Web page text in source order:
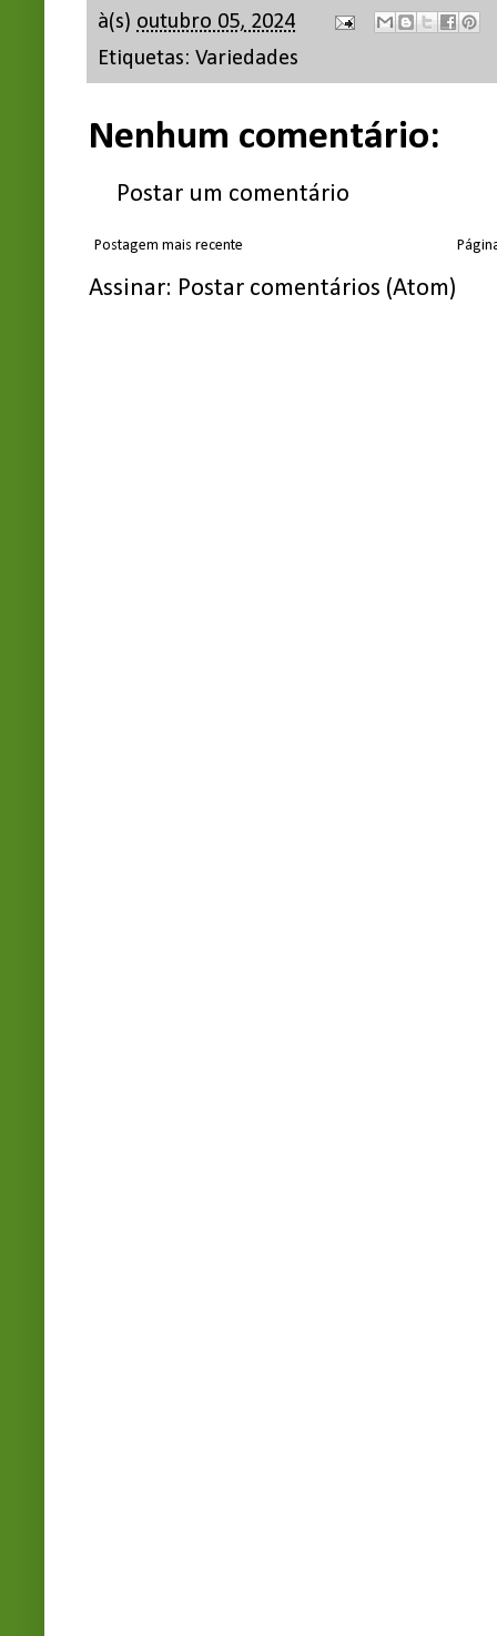
à(s) outubro 05, 2024
Etiquetas: Variedades
Nenhum comentário:
Postar um comentário
Postagem mais recente
Assinar: Postar comentários (Atom)